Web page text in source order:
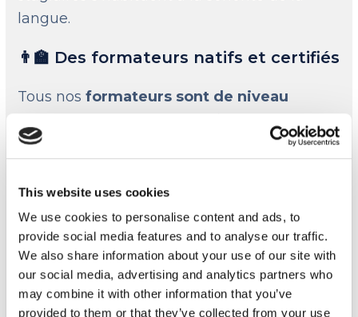
This website uses cookies
We use cookies to personalise content and ads, to
provide social media features and to analyse our traffic.
We also share information about your use of our site with
our social media, advertising and analytics partners who
may combine it with other information that you’ve
provided to them or that they’ve collected from your use
langue.
👨‍🏫 Des formateurs natifs et certifiés
Tous nosformateurs sont de niveau
nous considérons que savoir parler anglais
sélectionnons donc des formateurs natifs
qui sont également certifiés pour pouvoir
bien enseigner l’anglais.
De plus, nos formateurs viennent
également desquatre coins du monde